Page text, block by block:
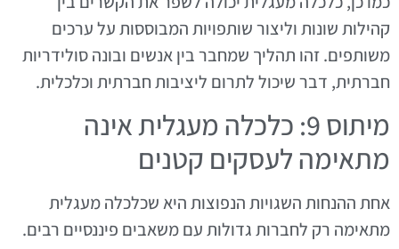
קהילות שונות וליצור שותפויות המבוססות על ערכים
משותפים. זהו תהליך שמחבר בין אנשים ובונה סולידריות
חברתית, דבר שיכול לתרום ליציבות חברתית וכלכלית.
מיתוס 9: כלכלה מעגלית אינה
מתאימה לעסקים קטנים
אחת ההנחות השגויות הנפוצות היא שכלכלה מעגלית
מתאימה רק לחברות גדולות עם משאבים פיננסיים רבים.